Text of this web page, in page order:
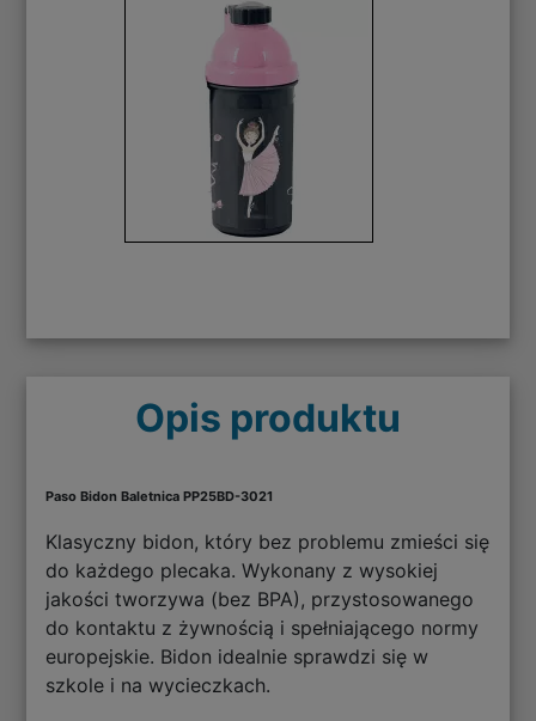
Opis produktu
Paso Bidon Baletnica PP25BD-3021
Klasyczny bidon, który bez problemu zmieści się
do każdego plecaka. Wykonany z wysokiej
jakości tworzywa (bez BPA), przystosowanego
do kontaktu z żywnością i spełniającego normy
europejskie. Bidon idealnie sprawdzi się w
szkole i na wycieczkach.